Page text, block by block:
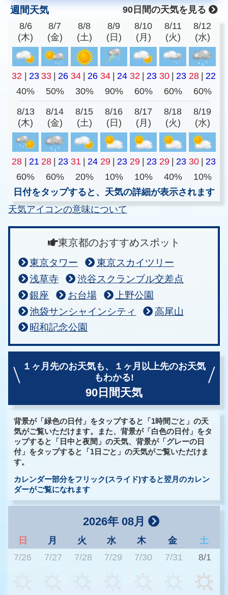
週間天気
90日間の天気を見る
8/6
(木)
8/7
(金)
8/8
(土)
8/9
(日)
8/10
(月)
8/11
(火)
8/12
(水)
32 | 23 33 | 26 34 | 26 34 | 24 32 | 23 30 | 23 28 | 22
40%
50% 30% 90% 60% 60% 60%
8/13
(木)
8/14
(金)
8/15
(土)
8/16
(日)
8/17
(月)
8/18
(火)
8/19
(水)
28 | 21 28 | 23 31 | 24 29 | 23 29 | 23 29 | 23 30 | 23
60%
60% 20% 10% 10% 40%
10%
日付をタップすると、天気の詳細が表示されます
天気アイコンの意味について
東京都のおすすめスポット
東京タワー
東京スカイツリー
浅草寺
渋谷スクランブル交差点
銀座
お台場
上野公園
池袋サンシャインシティ
高尾山
昭和記念公園
１ヶ月先のお天気も、
１ヶ月以上先のお天気
もわかる!
90日間天気
背景が「緑色の日付」をタップすると「1時間ごと」の天
気がご覧いただけます。また、背景が「白色の日付」をタ
ップすると「日中と夜間」の天気、背景が「グレーの日
付」をタップすると「1日ごと」の天気がご覧いただけま
す。
カレンダー部分をフリック(スライド)すると翌月のカレン
ダーがご覧になれます
2026年 08月
日 月 火 水 木 金
土
7/26
7/27 7/28 7/29 7/30 7/31 8/1